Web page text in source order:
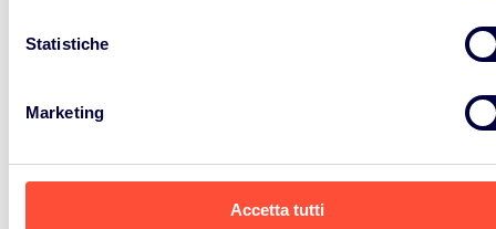
Statistiche
Marketing
Accetta tutti